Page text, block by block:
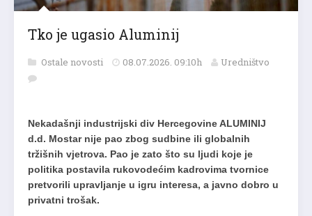
Tko je ugasio Aluminij
Ostale novosti 08.07.2026. 09:10h Uredništvo
Nekadašnji industrijski div Hercegovine ALUMINIJ
d.d. Mostar nije pao zbog sudbine ili globalnih
tržišnih vjetrova. Pao je zato što su ljudi koje je
politika postavila rukovodećim kadrovima tvornice
pretvorili upravljanje u igru interesa, a javno dobro u
privatni trošak.